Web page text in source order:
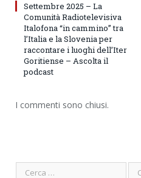
Settembre 2025 – La
Comunità Radiotelevisiva
Italofona “in cammino” tra
l’Italia e la Slovenia per
raccontare i luoghi dell’Iter
Goritiense – Ascolta il
podcast
I commenti sono chiusi.